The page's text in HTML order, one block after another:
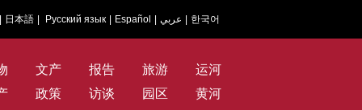
日本語 Русский язык Español عربي 한국어
文产 报告 旅游
运河
政策 访谈 园区 黄河